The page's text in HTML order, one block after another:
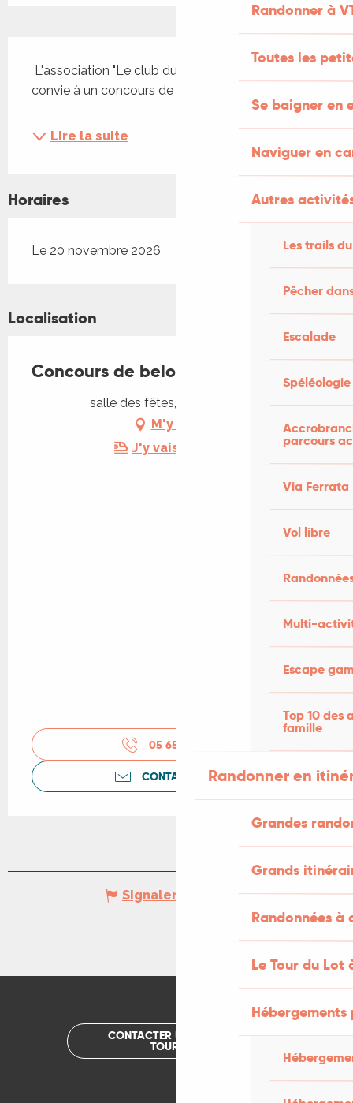
Randonner à
Toutes les
Se baigner en
Naviguer en
Autres
Les trails
Pêcher
Escalade
Spéléologie
parcours
Via Ferrata
Vol libre
Multi-
Escape
Top 10 des
famille
Randonner en
Grandes
Grands
Randonnées
Le Tour du Lot
convie à un concours de belote !
Lire la suite
Horaires
Le 20 novembre 2026
Localisation
Concours de belote à Rudelle
salle des fêtes, 46120 Rudelle
M'y rendre
J'y vais en train !
05 65 40 93
CONTACTEZ-NOUS
Signaler une erreur
CONTACTER UN OFFICE DE
TOURISME